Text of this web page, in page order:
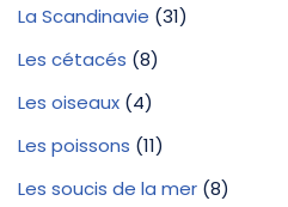
La Scandinavie (31)
Les cétacés (8)
Les oiseaux (4)
Les poissons (11)
Les soucis de la mer (8)